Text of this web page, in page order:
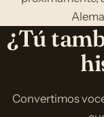
¿Tú
Convertimos